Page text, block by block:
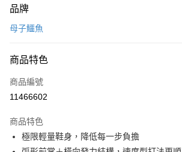
信用卡一次付款
LINE Pay
Apple Pay
悠遊付
Google Pay
品牌
母子鱷魚
商品特色
商品編號
11466602
商品特色
極限輕量鞋身，降低每一步負擔